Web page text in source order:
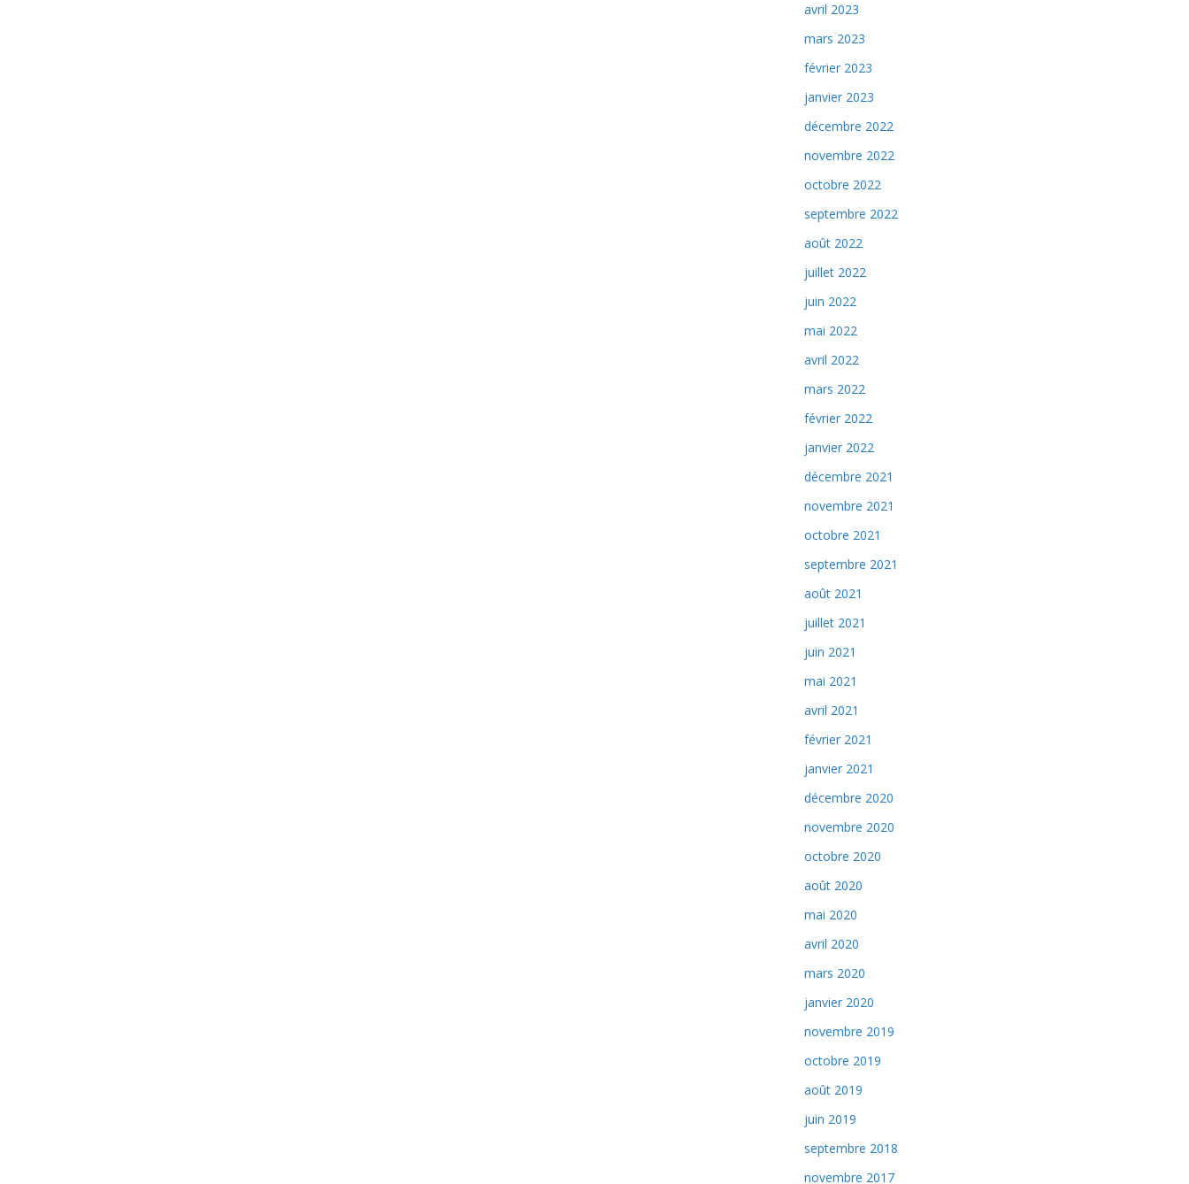
avril 2023
mars 2023
février 2023
janvier 2023
décembre 2022
novembre 2022
octobre 2022
septembre 2022
août 2022
juillet 2022
juin 2022
mai 2022
avril 2022
mars 2022
février 2022
janvier 2022
décembre 2021
novembre 2021
octobre 2021
septembre 2021
août 2021
juillet 2021
juin 2021
mai 2021
avril 2021
février 2021
janvier 2021
décembre 2020
novembre 2020
octobre 2020
août 2020
mai 2020
avril 2020
mars 2020
janvier 2020
novembre 2019
octobre 2019
août 2019
juin 2019
septembre 2018
novembre 2017